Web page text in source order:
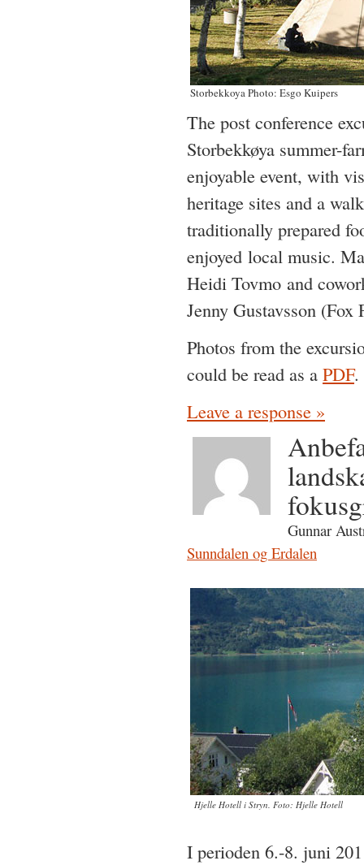
Storbekkoya Photo: Esgo Kuipers
The post conference
Storbekkøya summer-
enjoyable event, with
heritage sites and a
traditionally prepared
enjoyed local music.
Heidi Tovmo and
Jenny Gustavsson (Fox
Photos from the
could be read as a PDF.
Leave a response »
Gunnar
Sunndalen og Erdalen
Hjelle Hotell i Stryn. Foto: Hjelle Hotell
I perioden 6.-8. juni